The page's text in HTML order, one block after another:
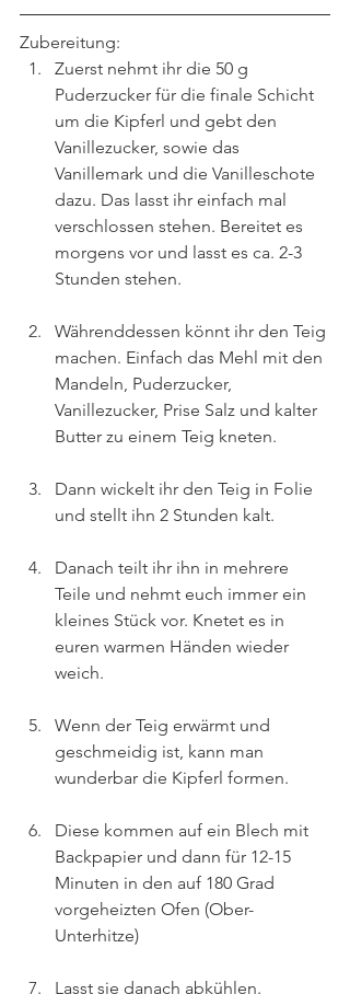
Zubereitung:
Zuerst nehmt ihr die 50 g
Puderzucker für die finale Schicht
um die Kipferl und gebt den
Vanillezucker, sowie das
Vanillemark und die Vanilleschote
dazu. Das lasst ihr einfach mal
verschlossen stehen. Bereitet es
morgens vor und lasst es ca. 2-3
Stunden stehen.
Währenddessen könnt ihr den Teig
machen. Einfach das Mehl mit den
Mandeln, Puderzucker,
Vanillezucker, Prise Salz und kalter
Butter zu einem Teig kneten.
Dann wickelt ihr den Teig in Folie
und stellt ihn 2 Stunden kalt.
Danach teilt ihr ihn in mehrere
Teile und nehmt euch immer ein
kleines Stück vor. Knetet es in
euren warmen Händen wieder
weich.
Wenn der Teig erwärmt und
geschmeidig ist, kann man
wunderbar die Kipferl formen.
Diese kommen auf ein Blech mit
Backpapier und dann für 12-15
Minuten in den auf 180 Grad
vorgeheizten Ofen (Ober-
Unterhitze)
Lasst sie danach abkühlen.